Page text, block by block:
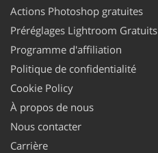
Actions Photoshop gratuites
Préréglages Lightroom Gratuits
Programme d'affiliation
Politique de confidentialité
Cookie Policy
À propos de nous
Nous contacter
Carrière